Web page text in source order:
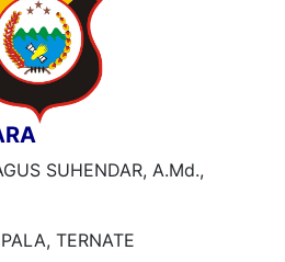
SUHENDAR, A.Md.,
TERNATE